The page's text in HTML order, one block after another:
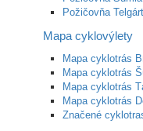
Požičovňa Telgárt
Mapa cyklovýlety
Mapa cyklotrás
Mapa cyklotrás
Mapa cyklotrás
Mapa cyklotrás
Značené